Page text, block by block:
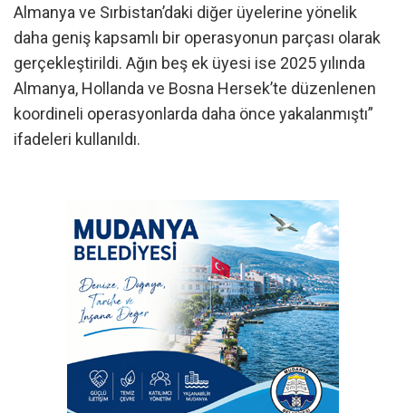
Almanya ve Sırbistan’daki diğer üyelerine yönelik
daha geniş kapsamlı bir operasyonun parçası olarak
gerçekleştirildi. Ağın beş ek üyesi ise 2025 yılında
Almanya, Hollanda ve Bosna Hersek’te düzenlenen
koordineli operasyonlarda daha önce yakalanmıştı”
ifadeleri kullanıldı.